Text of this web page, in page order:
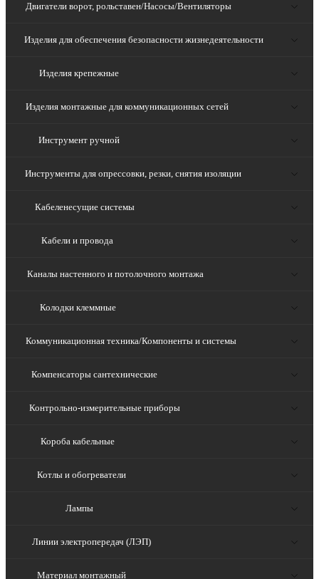
Двигатели ворот, рольставен/Насосы/Вентиляторы
Изделия для обеспечения безопасности жизнедеятельности
Изделия крепежные
Изделия монтажные для коммуникационных сетей
Инструмент ручной
Инструменты для опрессовки, резки, снятия изоляции
Кабеленесущие системы
Кабели и провода
Каналы настенного и потолочного монтажа
Колодки клеммные
Коммуникационная техника/Компоненты и системы
Компенсаторы сантехнические
Контрольно-измерительные приборы
Короба кабельные
Котлы и обогреватели
Лампы
Линии электропередач (ЛЭП)
Материал монтажный